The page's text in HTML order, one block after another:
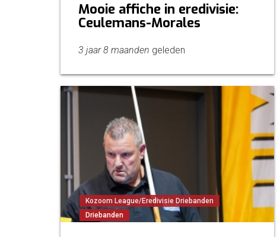
Mooie affiche in eredivisie:
Ceulemans-Morales
3 jaar 8 maanden geleden
Kozoom League/Eredivisie Driebanden
Driebanden